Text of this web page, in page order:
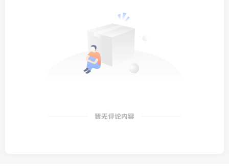
暂无评论内容